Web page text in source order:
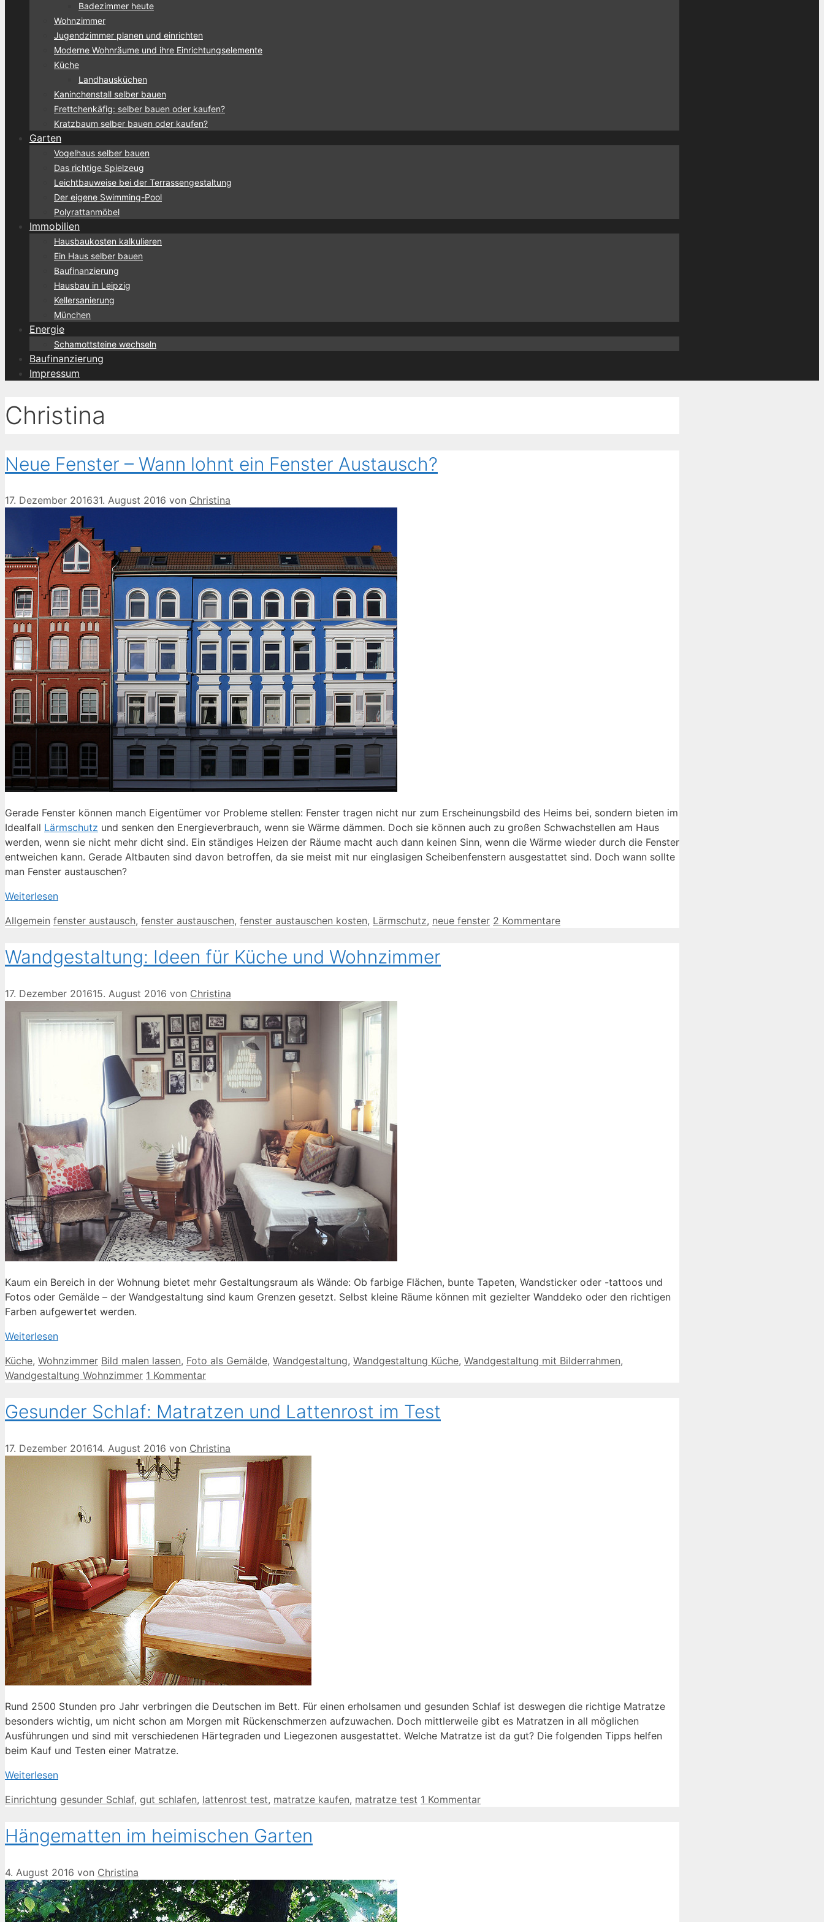
Badezimmer heute
Wohnzimmer
Jugendzimmer planen und einrichten
Moderne Wohnräume und ihre Einrichtungselemente
Küche
Landhausküchen
Kaninchenstall selber bauen
Frettchenkäfig: selber bauen oder kaufen?
Kratzbaum selber bauen oder kaufen?
Garten
Vogelhaus selber bauen
Das richtige Spielzeug
Leichtbauweise bei der Terrassengestaltung
Der eigene Swimming-Pool
Polyrattanmöbel
Immobilien
Hausbaukosten kalkulieren
Ein Haus selber bauen
Baufinanzierung
Hausbau in Leipzig
Kellersanierung
München
Energie
Schamottsteine wechseln
Baufinanzierung
Impressum
Christina
Neue Fenster – Wann lohnt ein Fenster Austausch?
17. Dezember 201631. August 2016 von Christina
Gerade Fenster können manch Eigentümer vor Probleme stellen: Fenster tragen nicht nur zum Erscheinungsbild des Heims bei, sondern bieten im
Idealfall Lärmschutz und senken den Energieverbrauch, wenn sie Wärme dämmen. Doch sie können auch zu großen Schwachstellen am Haus
werden, wenn sie nicht mehr dicht sind. Ein ständiges Heizen der Räume macht auch dann keinen Sinn, wenn die Wärme wieder durch die Fenster
entweichen kann. Gerade Altbauten sind davon betroffen, da sie meist mit nur einglasigen Scheibenfenstern ausgestattet sind. Doch wann sollte
man Fenster austauschen?
Weiterlesen
Kategorien
Allgemein Schlagwörter
fenster austausch, fenster austauschen, fenster austauschen kosten, Lärmschutz, neue fenster 2 Kommentare
Wandgestaltung: Ideen für Küche und Wohnzimmer
17. Dezember 201615. August 2016 von Christina
Kaum ein Bereich in der Wohnung bietet mehr Gestaltungsraum als Wände: Ob farbige Flächen, bunte Tapeten, Wandsticker oder -tattoos und
Fotos oder Gemälde – der Wandgestaltung sind kaum Grenzen gesetzt. Selbst kleine Räume können mit gezielter Wanddeko oder den richtigen
Farben aufgewertet werden.
Weiterlesen
Kategorien
Küche, Wohnzimmer Schlagwörter
Bild malen lassen, Foto als Gemälde, Wandgestaltung, Wandgestaltung Küche, Wandgestaltung mit Bilderrahmen,
Wandgestaltung Wohnzimmer 1 Kommentar
Gesunder Schlaf: Matratzen und Lattenrost im Test
17. Dezember 201614. August 2016 von Christina
Rund 2500 Stunden pro Jahr verbringen die Deutschen im Bett. Für einen erholsamen und gesunden Schlaf ist deswegen die richtige Matratze
besonders wichtig, um nicht schon am Morgen mit Rückenschmerzen aufzuwachen. Doch mittlerweile gibt es Matratzen in all möglichen
Ausführungen und sind mit verschiedenen Härtegraden und Liegezonen ausgestattet. Welche Matratze ist da gut? Die folgenden Tipps helfen
beim Kauf und Testen einer Matratze.
Weiterlesen
Kategorien
Einrichtung Schlagwörter
gesunder Schlaf, gut schlafen, lattenrost test, matratze kaufen, matratze test 1 Kommentar
Hängematten im heimischen Garten
4. August 2016 von Christina